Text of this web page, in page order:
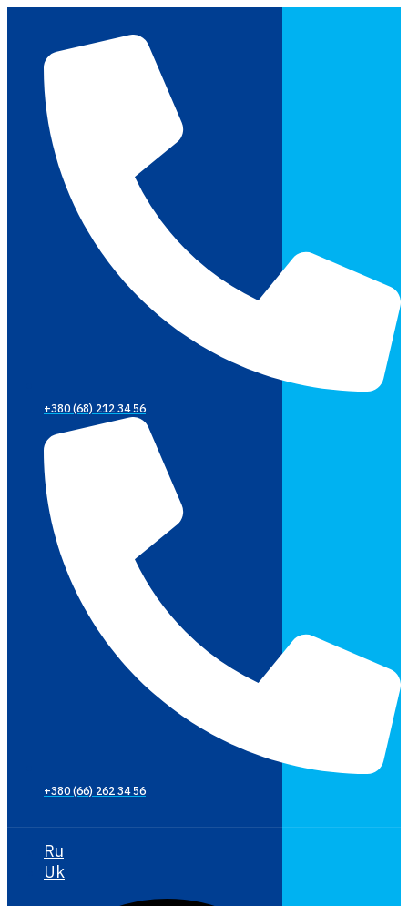
вмісту
+380 (68) 212 34 56
+380 (66) 262 34 56
Ru
Uk